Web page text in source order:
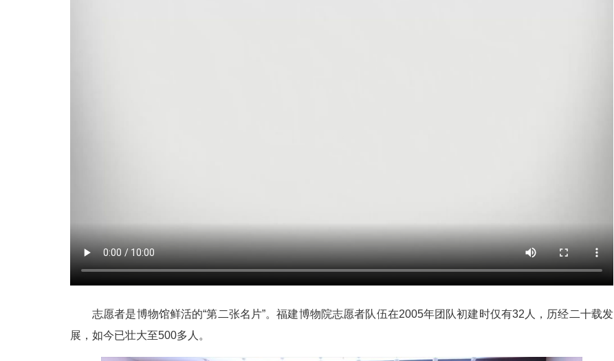
志愿者是博物馆鲜活的“第二张名片”。福建博物院志愿者队伍在2005年团队初建时仅有32人，历经二十载发
展，如今已壮大至500多人。